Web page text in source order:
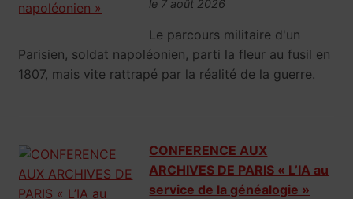
le 7 août 2026
Le parcours militaire d'un
Parisien, soldat napoléonien, parti la fleur au fusil en
1807, mais vite rattrapé par la réalité de la guerre.
CONFERENCE AUX
ARCHIVES DE PARIS « L’IA au
service de la généalogie »